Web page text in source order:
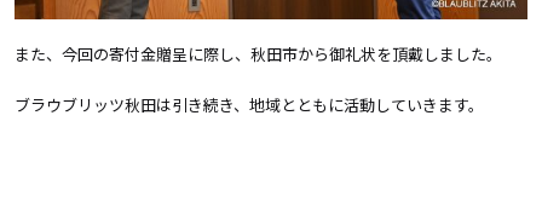
また、今回の寄付金贈呈に際し、秋田市から御礼状を頂戴しました。
ブラウブリッツ秋田は引き続き、地域とともに活動していきます。